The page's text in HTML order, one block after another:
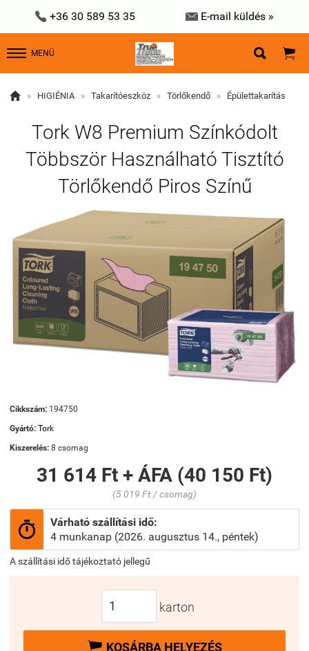
 +36 30 589 53 35  E-mail küldés »
MENÜ  
 » HIGIÉNIA » Takarítóeszköz » Törlőkendő » Épülettakarítás
Tork W8 Premium Színkódolt
Többször Használható Tisztító
Törlőkendő Piros Színű
Cikkszám: 194750
Gyártó: Tork
Kiszerelés: 8 csomag
31 614 Ft + ÁFA (40 150 Ft)
(5 019 Ft / csomag)

Várható szállítási idő:
4 munkanap (2026. augusztus 14., péntek)
A szállítási idő tájékoztató jellegű
karton
KOSÁRBA HELYEZÉS